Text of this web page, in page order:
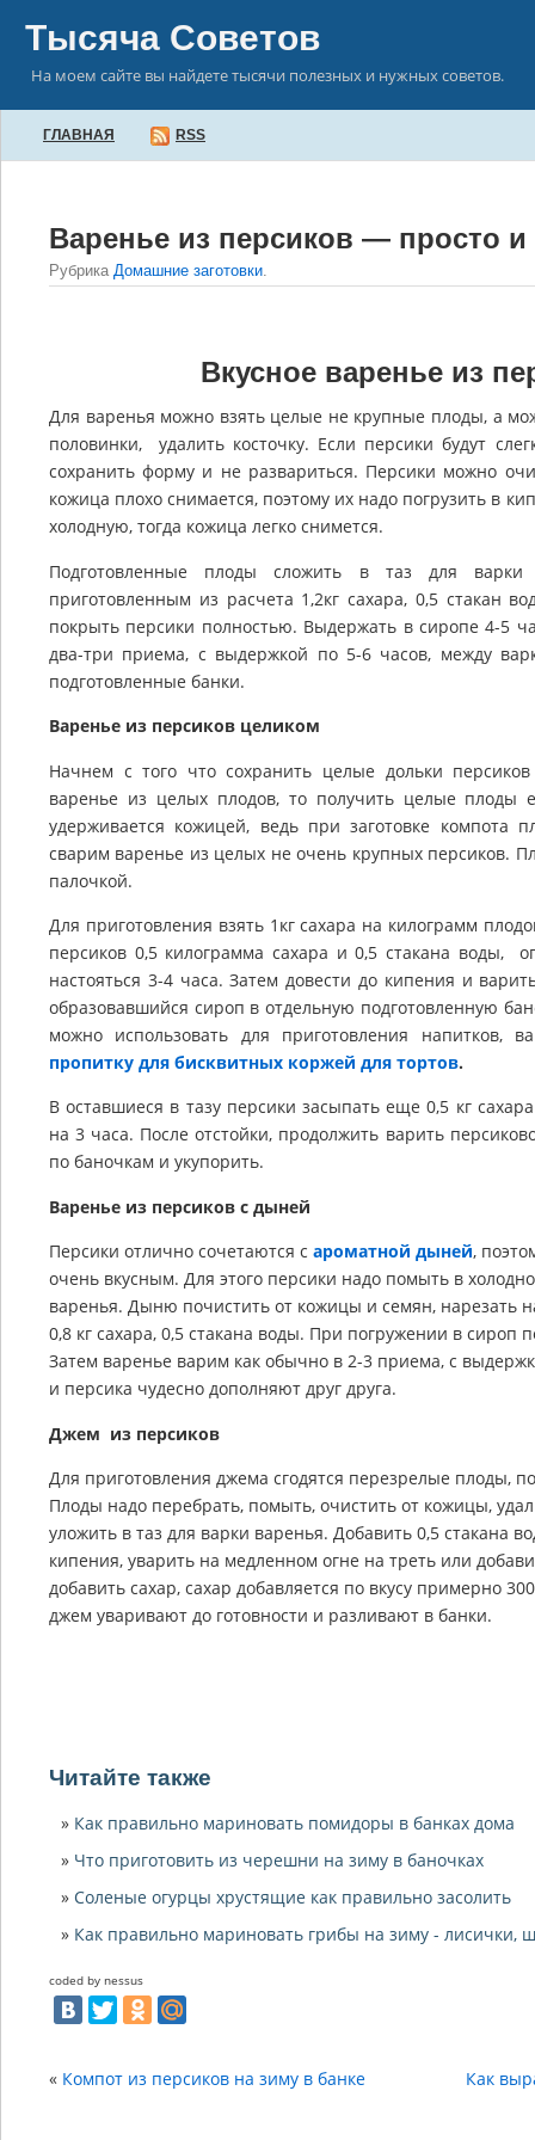
Тысяча Советов
На моем сайте вы найдете тысячи полезных и нужных советов.
ГЛАВНАЯ RSS
Варенье из персиков — просто и
Рубрика Домашние заготовки.
Вкусное варенье из
Для варенья можно взять целые не крупные плоды, а
половинки, удалить косточку. Если персики будут
сохранить форму и не развариться. Персики можно
кожица плохо снимается, поэтому их надо погрузить в
холодную, тогда кожица легко снимется.
Подготовленные плоды сложить в таз для
приготовленным из расчета 1,2кг сахара, 0,5 стакан
покрыть персики полностью. Выдержать в сиропе 4-5
два-три приема, с выдержкой по 5-6 часов, между
подготовленные банки.
Варенье из персиков целиком
Начнем с того что сохранить целые дольки
варенье из целых плодов, то получить целые плоды
удерживается кожицей, ведь при заготовке компота
сварим варенье из целых не очень крупных персиков.
палочкой.
Для приготовления взять 1кг сахара на килограмм
персиков 0,5 килограмма сахара и 0,5 стакана воды,
настояться 3-4 часа. Затем довести до кипения и
образовавшийся сироп в отдельную подготовленную
можно использовать для приготовления напитков,
пропитку для бисквитных коржей для тортов.
В оставшиеся в тазу персики засыпать еще 0,5 кг
на 3 часа. После отстойки, продолжить варить
по баночкам и укупорить.
Варенье из персиков с дыней
Персики отлично сочетаются с ароматной дыней,
очень вкусным. Для этого персики надо помыть в
варенья. Дыню почистить от кожицы и семян, нарезать
0,8 кг сахара, 0,5 стакана воды. При погружении в сироп
Затем варенье варим как обычно в 2-3 приема, с
и персика чудесно дополняют друг друга.
Джем из персиков
Для приготовления джема сгодятся перезрелые плоды,
Плоды надо перебрать, помыть, очистить от кожицы,
уложить в таз для варки варенья. Добавить 0,5 стакана
кипения, уварить на медленном огне на треть или
добавить сахар, сахар добавляется по вкусу примерно
джем уваривают до готовности и разливают в банки.
Читайте также
Как правильно мариновать помидоры в банках дома
Что приготовить из черешни на зиму в баночках
Соленые огурцы хрустящие как правильно засолить
Как правильно мариновать грибы на зиму -
coded by nessus
« Компот из персиков на зиму в банке Как